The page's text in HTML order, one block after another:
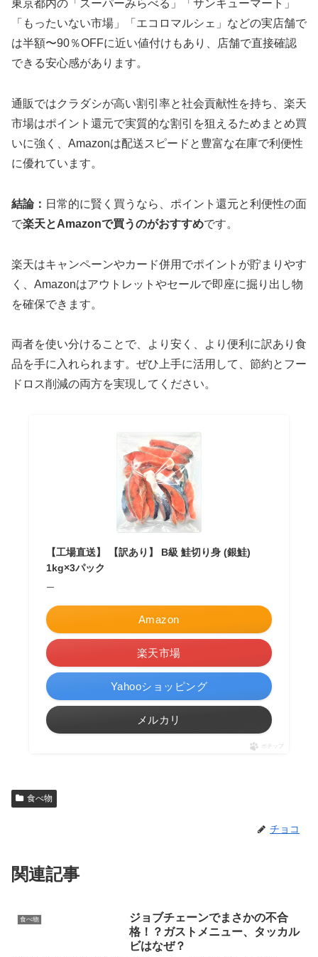
東京都内の「スーパーみらべる」「サンキューマート」
「もったいない市場」「エコロマルシェ」などの実店舗で
は半額〜90％OFFに近い値付けもあり、店舗で直接確認
できる安心感があります。
通販ではクラダシが高い割引率と社会貢献性を持ち、楽天
市場はポイント還元で実質的な割引を狙えるためまとめ買
いに強く、Amazonは配送スピードと豊富な在庫で利便性
に優れています。
結論： 日常的に賢く買うなら、ポイント還元と利便性の面
で楽天とAmazonで買うのがおすすめです。
楽天はキャンペーンやカード併用でポイントが貯まりやす
く、Amazonはアウトレットやセールで即座に掘り出し物
を確保できます。
両者を使い分けることで、より安く、より便利に訳あり食
品を手に入れられます。ぜひ上手に活用して、節約とフー
ドロス削減の両方を実現してください。
【工場直送】 【訳あり】 B級 鮭切り身 (銀鮭)
1kg×3パック
ー
Amazon
楽天市場
Yahooショッピング
メルカリ
ポチップ
食べ物
チョコ
関連記事
食べ物
ジョブチェーンでまさかの不合
格！？ガストメニュー、タッカル
ビはなぜ？